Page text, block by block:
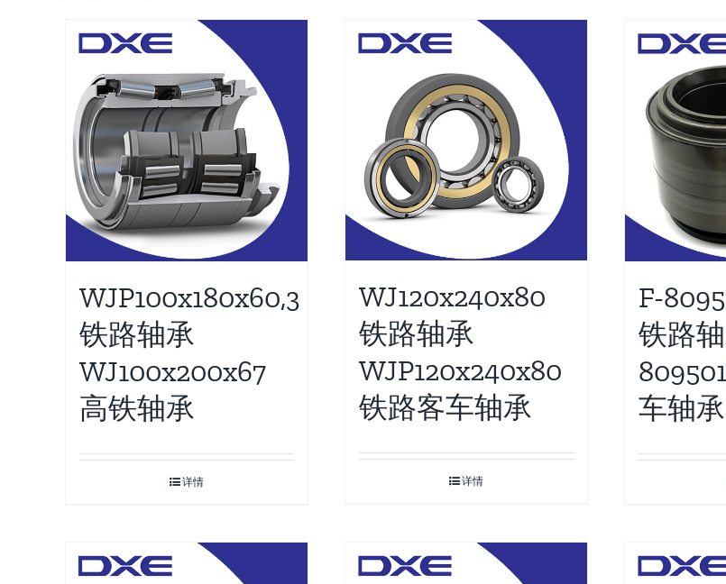
WJP100x180x60,3
铁路轴承
WJ100x200x67
高铁轴承
详情
WJ120x240x80
铁路轴承
WJP120x240x80
铁路客车轴承
详情
F-
铁路
车轴承